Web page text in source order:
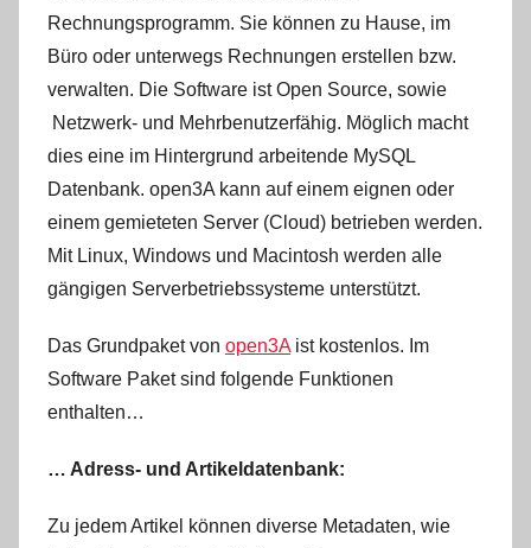
Rechnungsprogramm. Sie können zu Hause, im
Büro oder unterwegs Rechnungen erstellen bzw.
verwalten. Die Software ist Open Source, sowie
Netzwerk- und Mehrbenutzerfähig. Möglich macht
dies eine im Hintergrund arbeitende MySQL
Datenbank. open3A kann auf einem eignen oder
einem gemieteten Server (Cloud) betrieben werden.
Mit Linux, Windows und Macintosh werden alle
gängigen Serverbetriebssysteme unterstützt.
Das Grundpaket von open3Aist kostenlos. Im
Software Paket sind folgende Funktionen
enthalten…
… Adress- und Artikeldatenbank:
Zu jedem Artikel können diverse Metadaten, wie